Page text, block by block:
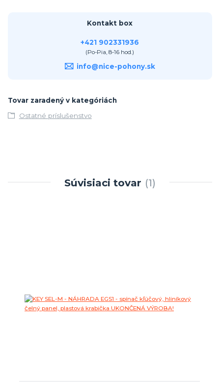
Kontakt box
+421 902331936
(Po-Pia, 8-16 hod.)
info@nice-pohony.sk
Tovar zaradený v kategóriách
Ostatné príslušenstvo
Súvisiaci tovar 1